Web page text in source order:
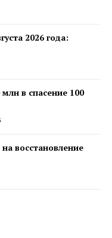
2026 года:
в спасение 100
восстановление